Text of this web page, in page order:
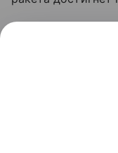
об атмосфере